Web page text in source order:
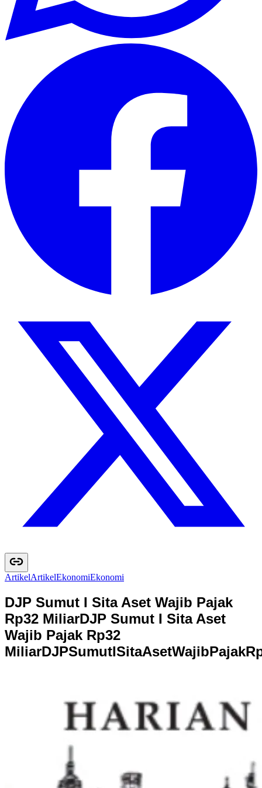
ArtikelArtikelEkonomiEkonomi
DJP Sumut I Sita Aset Wajib Pajak
Rp32 MiliarDJP Sumut I Sita Aset
Wajib Pajak Rp32
MiliarDJPSumutISitaAsetWajibPajakR